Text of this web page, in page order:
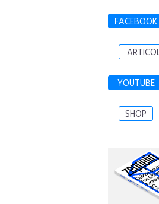
FACEBOOK
YOUTUBE
SHOP